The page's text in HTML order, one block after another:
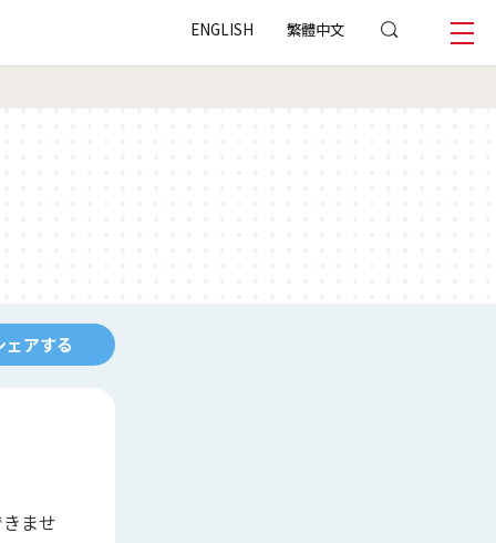
ENGLISH 繁體中文
ェアする
ませ